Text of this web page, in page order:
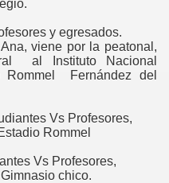
y egresados.
viene por la peatonal,
al Instituto
Nacional
Rommel Fernández del
Vs Profesores,
Rommel
Vs Profesores,
Gimnasio chico.